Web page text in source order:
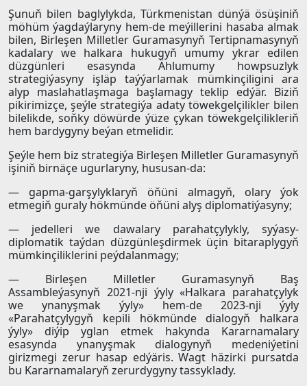
Şunuň bilen baglylykda, Türkmenistan dünýä ösüşiniň
möhüm ýagdaýlaryny hem-de meýillerini hasaba almak
bilen, Birleşen Milletler Guramasynyň Tertipnamasynyň
kadalary we halkara hukugyň umumy ykrar edilen
düzgünleri esasynda Ählumumy howpsuzlyk
strategiýasyny işläp taýýarlamak mümkinçiligini ara
alyp maslahatlaşmaga başlamagy teklip edýär. Biziň
pikirimizçe, şeýle strategiýa adaty töwekgelçilikler bilen
bilelikde, soňky döwürde ýüze çykan töwekgelçilikleriň
hem bardygyny beýan etmelidir.
Şeýle hem biz strategiýa Birleşen Milletler Guramasynyň
işiniň birnäçe ugurlaryny, hususan-da:
— gapma-garşylyklaryň öňüni almagyň, olary ýok
etmegiň guraly hökmünde öňüni alyş diplomatiýasyny;
— jedelleri we dawalary parahatçylykly, syýasy-
diplomatik taýdan düzgünleşdirmek üçin bitaraplygyň
mümkinçiliklerini peýdalanmagy;
— Birleşen Milletler Guramasynyň Baş
Assambleýasynyň 2021-nji ýyly «Halkara parahatçylyk
we ynanyşmak ýyly» hem-de 2023-nji ýyly
«Parahatçylygyň kepili hökmünde dialogyň halkara
ýyly» diýip yglan etmek hakynda Kararnamalary
esasynda ynanyşmak dialogynyň medeniýetini
girizmegi zerur hasap edýäris. Wagt häzirki pursatda
bu Kararnamalaryň zerurdygyny tassyklady.